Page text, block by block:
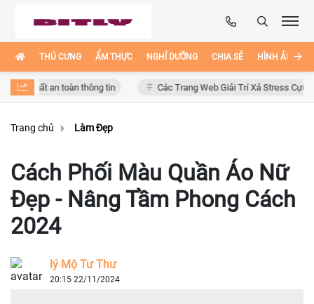
THÚ CƯNG ẨM THỰC NGHỈ DƯỠNG CHIA SẺ HÌNH ẢNH
an toàn thông tin Các Trang Web Giải Trí Xả Stress Cực Hay Ho
Trang chủ Làm Đẹp
Cách Phối Màu Quần Áo Nữ
Đẹp - Nâng Tầm Phong Cách
2024
lý Mộ Tư Thư
20:15 22/11/2024